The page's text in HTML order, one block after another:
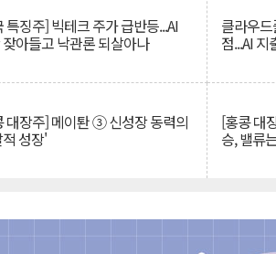
특징주] 빅테크 주가 급반등...AI
아들고 낙관론 되살아나
클라우
점...AI
대장주] 메이퇀 ③ 신성장 동력의
성장'
[홍콩 대
승, 밸류